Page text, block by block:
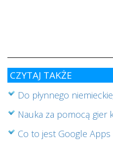
CZYTAJ TAKŻE
Do płynnego
Nauka za pomocą gier
Co to jest Google Apps